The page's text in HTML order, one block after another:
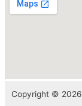
Copyright © 2026